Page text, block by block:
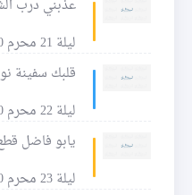
عذبني درب
ليلة 21 محرم 1440 للهجرة
قلبك سفينة
ليلة 22 محرم 1440 للهجرة
يابو فاضل
ليلة 23 محرم 1440 للهجرة